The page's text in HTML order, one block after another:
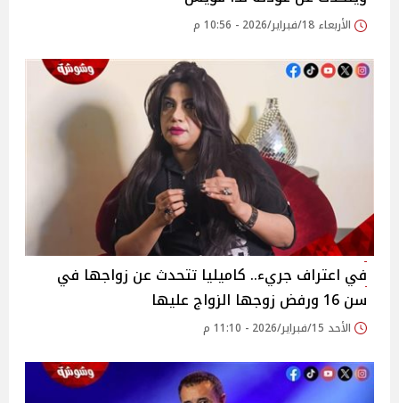
الأربعاء 18/فبراير/2026 - 10:56 م
في اعتراف جريء.. كاميليا تتحدث عن زواجها في
سن 16 ورفض زوجها الزواج عليها
الأحد 15/فبراير/2026 - 11:10 م